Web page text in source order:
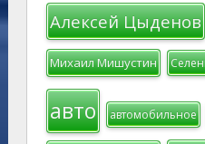
Алексей Цыденов
Михаил Мишустин
авто автомобильное